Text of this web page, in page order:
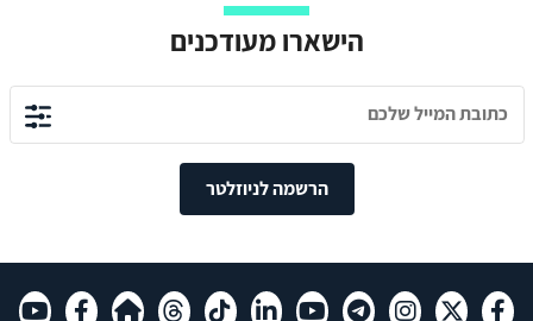
הישארו מעודכנים
הרשמה לניוזלטר